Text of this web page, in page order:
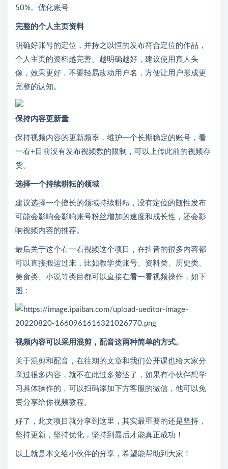
50%。优化账号
完整的个人主页资料
明确好账号的定位，并持之以恒的发布符合定位的作品，
个人主页的资料越完善、越明确越好，建议使用真人头
像，效果更好，不要轻易改动用户名，方便让用户形成更
完整的认知。
保持内容更新量
保持视频内容的更新频率，维护一个长期稳定的账号，看
一看+目前没有发布视频数的限制，可以上传此前的视频存
货。
选择一个持续耕耘的领域
建议选择一个擅长的领域持续耕耘，没有定位的随性发布
可能会影响会影响账号粉丝增加的速度和成长性，还会影
响视频内容的推荐。
最后关于这个看一看视频这个项目，在抖音的很多内容都
可以直接搬运过来，比如教学类账号、资料类、历史类、
美食类、小说等类目都可以直接在看一看视频操作，如下
图：
视频内容可以采用混剪，配音这两种简单的方式。
关于混剪和配音，在往期的文章和我们公开课也给大家分
享过很多内容，就不在此过多赘述了，如果有小伙伴想学
习具体操作的，可以扫码添加下方客服的微信，他可以免
费分享给你视频教程。
好了，此文项目就分享到这里，其实最重要的还是坚持，
坚持更新，坚持优化，坚持到最后才能真正成功！
以上就是本文给小伙伴的分享，希望能帮助到大家！